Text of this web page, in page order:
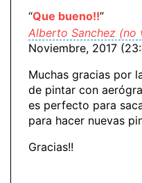
“Que bueno!!”
Alberto Sanchez (no
Noviembre, 2017
Muchas gracias por
de pintar con
es perfecto para
para hacer nuevas
Gracias!!